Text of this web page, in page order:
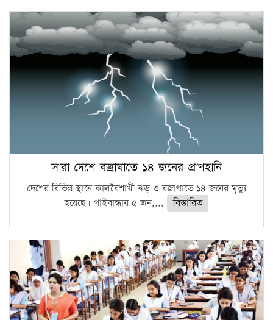
সারা দেশে বজ্রাঘাতে ১৪ জনের প্রাণহানি
দেশের বিভিন্ন স্থানে কালবৈশাখী ঝড় ও বজ্রাপাতে ১৪ জনের মৃত্যু
হয়েছে। গাইবান্ধায় ৫ জন,...
বিস্তারিত